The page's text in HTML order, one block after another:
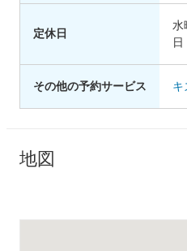
定休日
水
その他の予約サービス キ
地図